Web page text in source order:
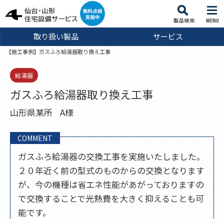
MENU
取り扱い製品 サービス
【施工事例】ガスふろ給湯器取り換え工事
給湯器
ガスふろ給湯器取り換え工事
山形県某所 A様
COMMENT
ガスふろ給湯器の交換工事を実施いたしました。
２０年近く前の型式のものからの交換となります
が、今の機種は省エネ性能があがっておりますの
で交換することで光熱費を大きく抑えることも可
能です。